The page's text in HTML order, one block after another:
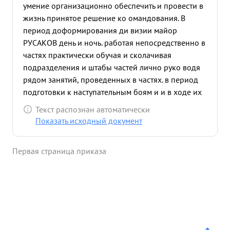
умение организационно обеспечить и провести в
жизнь принятое решение ко омандования. В
период доформирования ди визии майор
РУСАКОВ день и ночь. работая непосредственно в
частях практически обучая и сколачивая
подразделения и штабы частей лично руко водя
рядом занятий, проведенных в частях. в период
подготовки к наступательным боям и и в ходе их
майор РУСАКОВ, работая начальником
оперативного отделения правильно организовал
командования и своевременно доводит их до
решения. Благодаря умелой организации работыв
Текст распознан автоматически
Показать исходный документ
Первая страница приказа